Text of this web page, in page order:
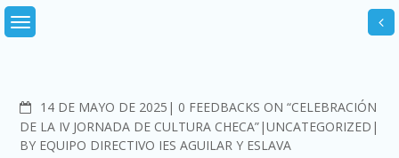
Skip
to
14 DE MAYO DE 2025 COMMENTS
0 FEEDBACKS ON “CELEBRACIÓN
DE LA IV JORNADA DE CULTURA CHECA” UNCATEGORIZED
BY EQUIPO DIRECTIVO IES AGUILAR Y ESLAVA